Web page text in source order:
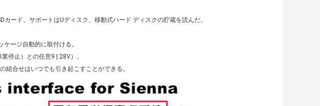
カード、サポートはUディスク、移動式ハード ディスクの貯蔵を読んだ。
ケージ自動的に取付ける。
停止）との任意9 | 28V）。
組合せはいつでも引き起こすことができる。